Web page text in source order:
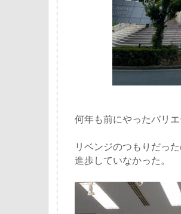
何年も前にやったバリエ
リベンジのつもりだっ
進歩していなかった。